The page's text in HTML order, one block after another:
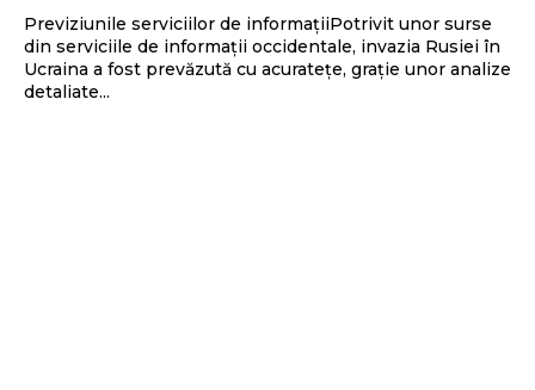
Previziunile serviciilor de informațiiPotrivit unor surse
din serviciile de informații occidentale, invazia Rusiei în
Ucraina a fost prevăzută cu acuratețe, grație unor analize
detaliate...